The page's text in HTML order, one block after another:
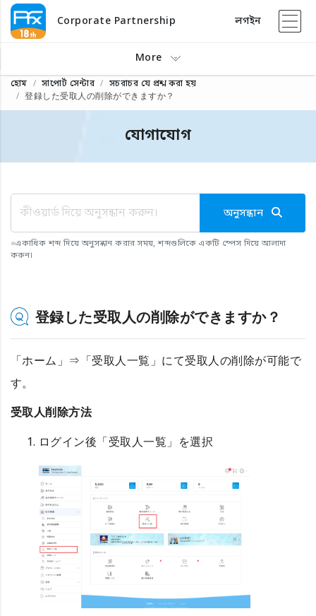
Corporate Partnership লগইন
More
হোম সাপোর্ট সেন্টার
সচরাচর যে প্রশ্ন করা হয়
登録した受取人の削除ができますか？
যোগাযোগ
অনুসন্ধান
※একাধিক শব্দ দিয়ে অনুসন্ধান করার সময়, শব্দগুলিকে একটি স্পেস দিয়ে আলাদা
করুন।
登録した受取人の削除ができますか？
「ホーム」⇒「受取人一覧」にて受取人の削除が可能で
す。
受取人削除方法
ログイン後「受取人一覧」を選択